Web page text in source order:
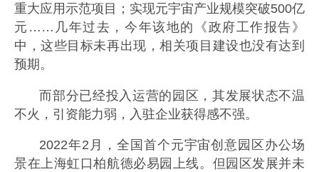
重大应用示范项目；实现元宇宙产业规模突破500亿
元……几年过去，今年该地的《政府工作报告》
中，这些目标未再出现，相关项目建设也没有达到
预期。
而部分已经投入运营的园区，其发展状态不温
不火，引资能力弱，入驻企业获得感不强。
2022年2月，全国首个元宇宙创意园区办公场
景在上海虹口柏航德必易园上线。但园区发展并未